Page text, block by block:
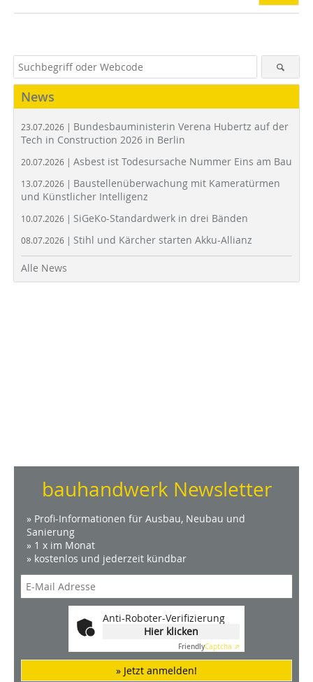
News
23.07.2026 | Bundesbauministerin Verena Hubertz auf der
Tech in Construction 2026 in Berlin
20.07.2026 | Asbest ist Todesursache Nummer Eins am Bau
13.07.2026 | Baustellenüberwachung mit Kameratürmen
und Künstlicher Intelligenz
10.07.2026 | SiGeKo-Standardwerk in drei Bänden
08.07.2026 | Stihl und Kärcher starten Akku-Allianz
Alle News
bauhandwerk Newsletter
» Profi-Informationen für Ausbau, Neubau und
Sanierung
» 1 x im Monat
» kostenlos und jederzeit kündbar
Anti-Roboter-Verifizierung
Hier klicken
FriendlyCaptcha ⇗
» Jetzt anmelden!